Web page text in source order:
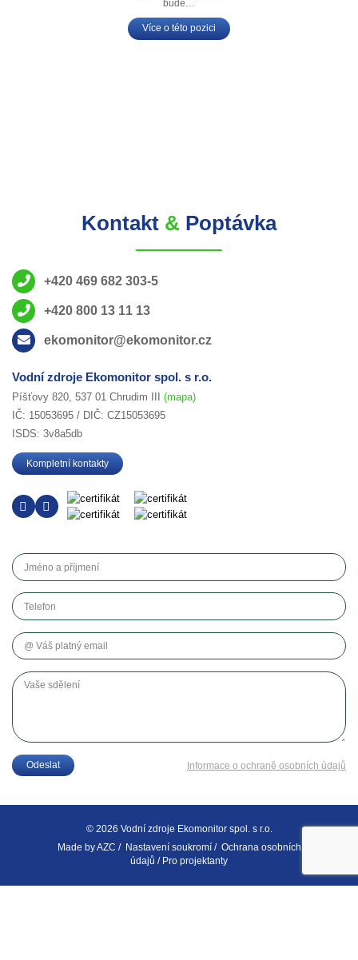
bude…
Více o této pozici
Kontakt & Poptávka
+420 469 682 303-5
+420 800 13 11 13
ekomonitor@ekomonitor.cz
Vodní zdroje Ekomonitor spol. s r.o.
Píšťovy 820, 537 01 Chrudim III (mapa)
IČ: 15053695 / DIČ: CZ15053695
ISDS: 3v8a5db
Kompletní kontakty
Jméno a příjmení
Telefon
Váš platný email
Vaše sdělení
Odeslat Informace o ochraně osobních údajů
© 2026 Vodní zdroje Ekomonitor spol. s r.o.
Made byAZC / Nastavení soukromí/ Ochrana osobních
údajů / Pro projektanty